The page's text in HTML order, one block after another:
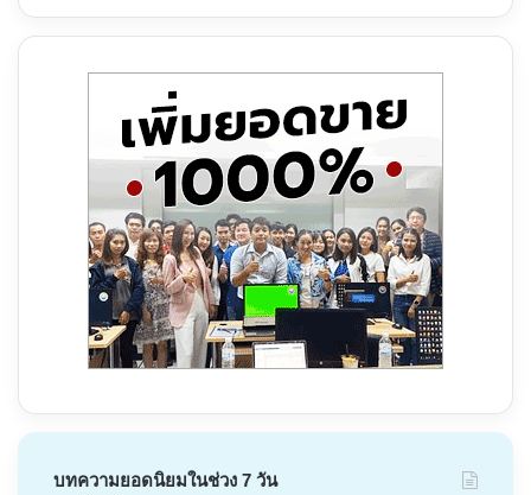
บทความยอดนิยมในช่วง 7 วัน